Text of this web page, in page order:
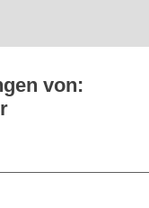
von: